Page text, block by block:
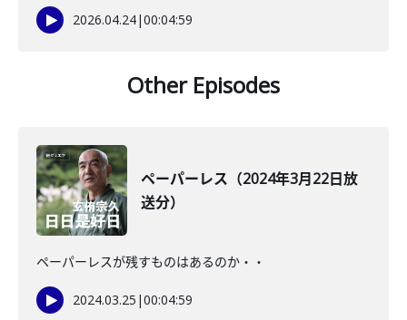
2026.04.24|00:04:59
Other Episodes
ペーパーレス（2024年3月22日放
送分）
ペーパーレスが残すものはあるのか・・
2024.03.25 |00:04:59